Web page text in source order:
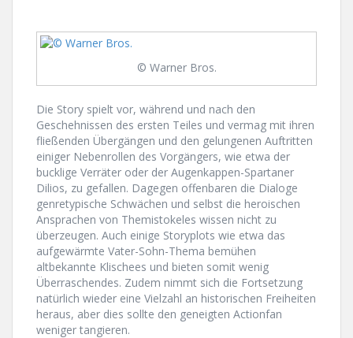
© Warner Bros.
Die Story spielt vor, während und nach den
Geschehnissen des ersten Teiles und vermag mit ihren
fließenden Übergängen und den gelungenen Auftritten
einiger Nebenrollen des Vorgängers, wie etwa der
bucklige Verräter oder der Augenkappen-Spartaner
Dilios, zu gefallen. Dagegen offenbaren die Dialoge
genretypische Schwächen und selbst die heroischen
Ansprachen von Themistokeles wissen nicht zu
überzeugen. Auch einige Storyplots wie etwa das
aufgewärmte Vater-Sohn-Thema bemühen
altbekannte Klischees und bieten somit wenig
Überraschendes. Zudem nimmt sich die Fortsetzung
natürlich wieder eine Vielzahl an historischen Freiheiten
heraus, aber dies sollte den geneigten Actionfan
weniger tangieren.